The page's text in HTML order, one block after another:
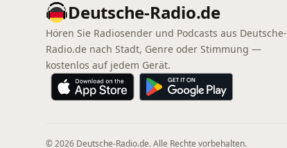
Deutsche-Radio.de
Hören Sie Radiosender und Podcasts aus Deutsche-
Radio.de nach Stadt, Genre oder Stimmung —
kostenlos auf jedem Gerät.
© 2026 Deutsche-Radio.de. Alle Rechte vorbehalten.